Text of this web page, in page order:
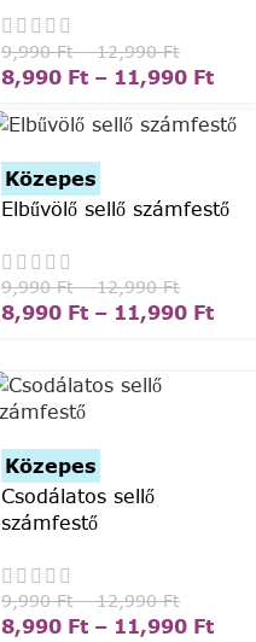
9,990Ft – 12,990Ft
8,990 Ft – 11,990 Ft
Közepes
Elbűvölő sellő számfestő
9,990Ft – 12,990Ft
8,990 Ft – 11,990 Ft
Közepes
Csodálatos sellő
számfestő
9,990Ft – 12,990Ft
8,990 Ft – 11,990 Ft